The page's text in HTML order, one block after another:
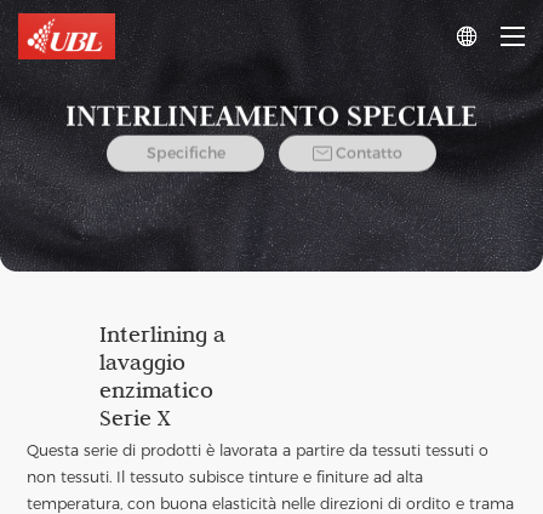

INTERLINEAMENTO SPECIALE
Specifiche  Contatto
Interlining a
lavaggio
enzimatico
Serie X
Questa serie di prodotti è lavorata a partire da tessuti tessuti o
non tessuti. Il tessuto subisce tinture e finiture ad alta
temperatura, con buona elasticità nelle direzioni di ordito e trama